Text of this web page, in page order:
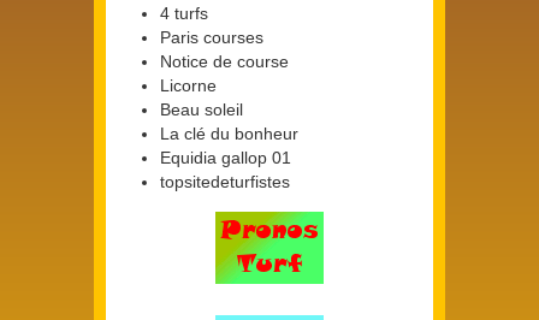
4 turfs
Paris courses
Notice de course
Licorne
Beau soleil
La clé du bonheur
Equidia gallop 01
topsitedeturfistes